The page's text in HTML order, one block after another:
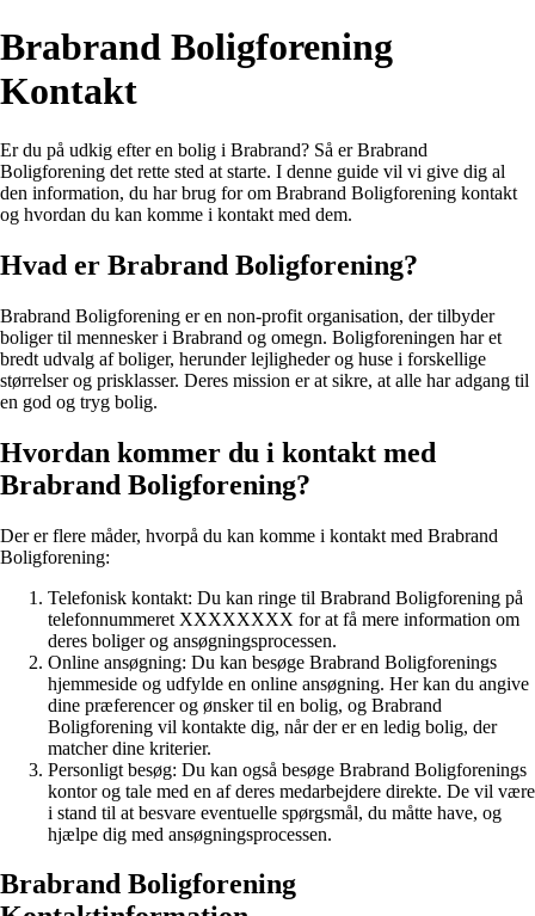
Brabrand Boligforening
Kontakt
Er du på udkig efter en bolig i Brabrand? Så er Brabrand
Boligforening det rette sted at starte. I denne guide vil vi give dig al
den information, du har brug for om Brabrand Boligforening kontakt
og hvordan du kan komme i kontakt med dem.
Hvad er Brabrand Boligforening?
Brabrand Boligforening er en non-profit organisation, der tilbyder
boliger til mennesker i Brabrand og omegn. Boligforeningen har et
bredt udvalg af boliger, herunder lejligheder og huse i forskellige
størrelser og prisklasser. Deres mission er at sikre, at alle har adgang til
en god og tryg bolig.
Hvordan kommer du i kontakt med
Brabrand Boligforening?
Der er flere måder, hvorpå du kan komme i kontakt med Brabrand
Boligforening:
Telefonisk kontakt: Du kan ringe til Brabrand Boligforening på
telefonnummeret XXXXXXXX for at få mere information om
deres boliger og ansøgningsprocessen.
Online ansøgning: Du kan besøge Brabrand Boligforenings
hjemmeside og udfylde en online ansøgning. Her kan du angive
dine præferencer og ønsker til en bolig, og Brabrand
Boligforening vil kontakte dig, når der er en ledig bolig, der
matcher dine kriterier.
Personligt besøg: Du kan også besøge Brabrand Boligforenings
kontor og tale med en af deres medarbejdere direkte. De vil være
i stand til at besvare eventuelle spørgsmål, du måtte have, og
hjælpe dig med ansøgningsprocessen.
Brabrand Boligforening